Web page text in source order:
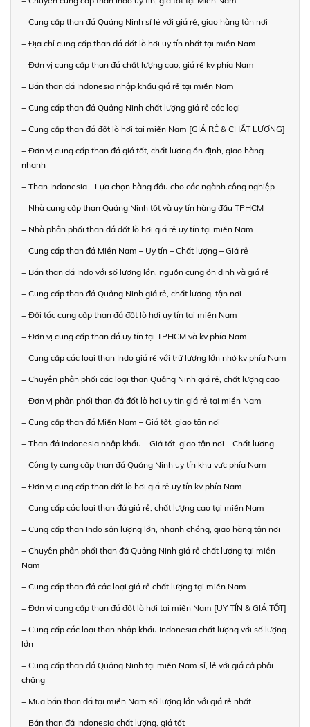
+ Cung cấp than đá Quảng Ninh sỉ lẻ với giá rẻ, giao hàng tận nơi
+ Địa chỉ cung cấp than đá đốt lò hơi uy tín nhất tại miền Nam
+ Đơn vị cung cấp than đá chất lượng cao, giá rẻ kv phía Nam
+ Bán than đá Indonesia nhập khẩu giá rẻ tại miền Nam
+ Cung cấp than đá Quảng Ninh chất lượng giá rẻ các loại
+ Cung cấp than đá đốt lò hơi tại miền Nam [GIÁ RẺ & CHẤT LƯỢNG]
+ Đơn vị cung cấp than đá giá tốt, chất lượng ổn định, giao hàng
nhanh
+ Than Indonesia - Lựa chọn hàng đầu cho các ngành công nghiệp
+ Nhà cung cấp than Quảng Ninh tốt và uy tín hàng đầu TPHCM
+ Nhà phân phối than đá đốt lò hơi giá rẻ uy tín tại miền Nam
+ Cung cấp than đá Miền Nam – Uy tín – Chất lượng – Giá rẻ
+ Bán than đá Indo với số lượng lớn, nguồn cung ổn định và giá rẻ
+ Cung cấp than đá Quảng Ninh giá rẻ, chất lượng, tận nơi
+ Đối tác cung cấp than đá đốt lò hơi uy tín tại miền Nam
+ Đơn vị cung cấp than đá uy tín tại TPHCM và kv phía Nam
+ Cung cấp các loại than Indo giá rẻ với trữ lượng lớn nhỏ kv phía Nam
+ Chuyên phân phối các loại than Quảng Ninh giá rẻ, chất lượng cao
+ Đơn vị phân phối than đá đốt lò hơi uy tín giá rẻ tại miền Nam
+ Cung cấp than đá Miền Nam – Giá tốt, giao tận nơi
+ Than đá Indonesia nhập khẩu – Giá tốt, giao tận nơi – Chất lượng
+ Công ty cung cấp than đá Quảng Ninh uy tín khu vực phía Nam
+ Đơn vị cung cấp than đốt lò hơi giá rẻ uy tín kv phía Nam
+ Cung cấp các loại than đá giá rẻ, chất lượng cao tại miền Nam
+ Cung cấp than Indo sản lượng lớn, nhanh chóng, giao hàng tận nơi
+ Chuyên phân phối than đá Quảng Ninh giá rẻ chất lượng tại miền
Nam
+ Cung cấp than đá các loại giá rẻ chất lượng tại miền Nam
+ Đơn vị cung cấp than đá đốt lò hơi tại miền Nam [UY TÍN & GIÁ TỐT]
+ Cung cấp các loại than nhập khẩu Indonesia chất lượng với số lượng
lớn
+ Cung cấp than đá Quảng Ninh tại miền Nam sỉ, lẻ với giá cả phải
chăng
+ Mua bán than đá tại miền Nam số lượng lớn với giá rẻ nhất
+ Bán than đá Indonesia chất lượng, giá tốt